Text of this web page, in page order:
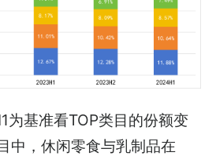
为基准看TOP类目的份额变
中，休闲零食与乳制品在